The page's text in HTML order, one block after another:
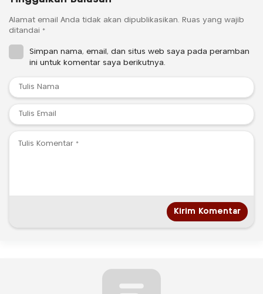
Alamat email Anda tidak akan dipublikasikan. Ruas yang wajib
ditandai *
Simpan nama, email, dan situs web saya pada peramban
ini untuk komentar saya berikutnya.